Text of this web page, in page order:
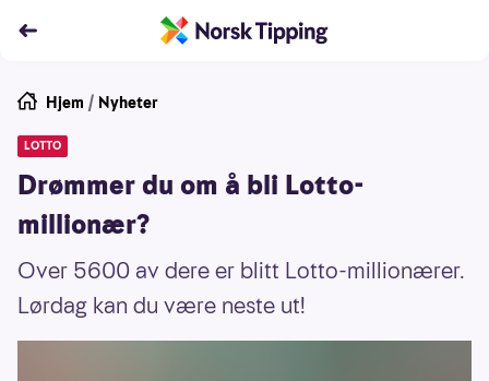
Hjem / Nyheter
LOTTO
Drømmer du om å bli Lotto-
millionær?
Over 5600 av dere er blitt Lotto-millionærer.
Lørdag kan du være neste ut!